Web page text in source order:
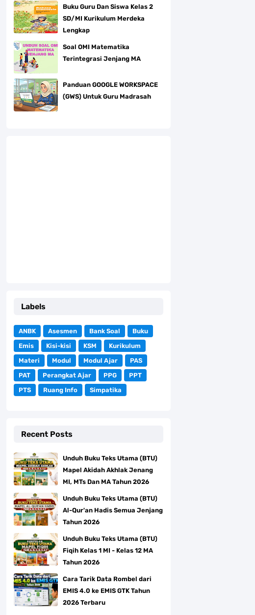
Buku Guru Dan Siswa Kelas 2
SD/MI Kurikulum Merdeka
Lengkap
Soal OMI Matematika
Terintegrasi Jenjang MA
Panduan GOOGLE WORKSPACE
(GWS) Untuk Guru Madrasah
Labels
ANBK Asesmen Bank Soal
Buku
Emis
Kisi-kisi KSM
Kurikulum
Materi
Modul Modul Ajar
PAS
PAT
Perangkat Ajar PPG
PPT
PTS
Ruang Info Simpatika
Recent Posts
Unduh Buku Teks Utama (BTU)
Mapel Akidah Akhlak Jenang
MI, MTs Dan MA Tahun 2026
Unduh Buku Teks Utama (BTU)
Al-Qur'an Hadis Semua Jenjang
Tahun 2026
Unduh Buku Teks Utama (BTU)
Fiqih Kelas 1 MI - Kelas 12 MA
Tahun 2026
Cara Tarik Data Rombel dari
EMIS 4.0 ke EMIS GTK Tahun
2026 Terbaru